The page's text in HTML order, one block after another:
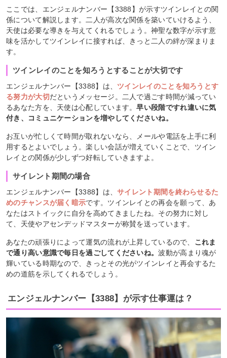
ここでは、エンジェルナンバー【3388】が示すツインレイとの関
係について解説します。二人が高次な関係を築いていけるよう、
天使は必要な導きを与えてくれるでしょう。神聖な数字が示す意
味を活かしてツインレイに接すれば、きっと二人の絆が深まりま
す。
ツインレイのことを知ろうとすることが大切です
エンジェルナンバー【3388】は、 ツインレイのことを知ろうとす
る努力が大切だというメッセージ。二人で過ごす時間が減ってい
るあなた方を、天使は心配しています。早い段階ですれ違いに気
付き、コミュニケーションを増やしてくださいね。
お互いが忙しくて時間が取れないなら、メールや電話を上手に利
用するとよいでしょう。楽しい会話が増えていくことで、ツイン
レイとの関係が少しずつ好転していきますよ。
サイレント期間の場合
エンジェルナンバー【3388】は、サイレント期間を終わらせるた
めのチャンスが届く暗示です。ツインレイとの再会を願って、あ
なたはストイックに自分を高めてきましたね。その努力に対し
て、天使やアセンデッドマスターが称賛を送っています。
あなたの頑張りによって運気の流れが上昇しているので、 これま
で通り高い意識で毎日を過ごしてくださいね。波動が高まり魂が
輝いている時期なので、きっとその光がツインレイと再会するた
めの道筋を示してくれるでしょう。
エンジェルナンバー【3388】が示す仕事運は？